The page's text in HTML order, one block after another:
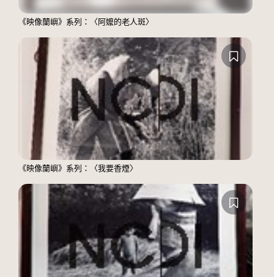
《映像蘭嶼》系列：〈阿嬤的老人斑〉
《映像蘭嶼》系列：〈我要香煙〉